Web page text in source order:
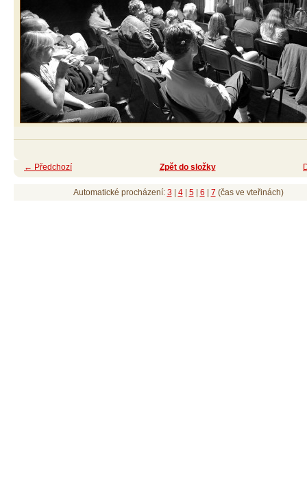
← Předchozí Zpět do složky
Automatické procházení: 3| 4| 5| 6 7 (čas ve vteřinách)